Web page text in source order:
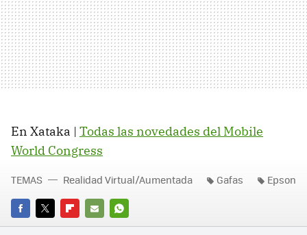
En Xataka | Todas las novedades del Mobile
World Congress
FACEBOOK
TWITTERFLIPBOARD
E-
WHATSAPP
TEMAS Realidad Virtual/Aumentada Gafas Epson